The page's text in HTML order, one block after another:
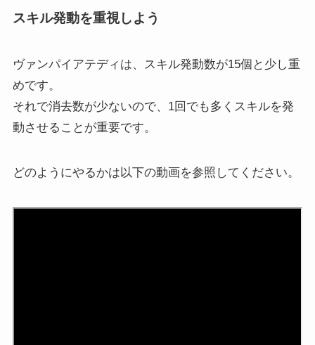
スキル発動を重視しよう
ヴァンパイアテディは、スキル発動数が15個と少し重
めです。
それで消去数が少ないので、1回でも多くスキルを発
動させることが重要です。
どのようにやるかは以下の動画を参照してください。